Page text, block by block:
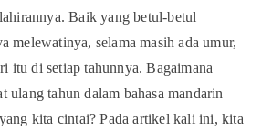
Baik yang betul-betul
melewatinya, selama masih ada umur,
itu di setiap tahunnya. Bagaimana
ulang tahun dalam bahasa mandarin
kita cintai? Pada artikel kali ini, kita